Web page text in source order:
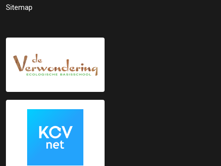
Sitemap